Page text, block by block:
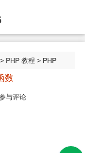
> PHP 教程 > PHP
数
与评论